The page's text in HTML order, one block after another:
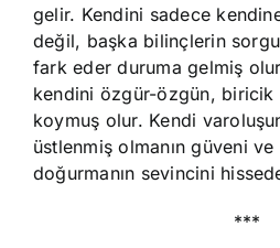
gelir. Kendini sadece
değil, başka bilinçlerin
fark eder duruma gelmiş
kendini özgür-özgün, biricik
koymuş olur. Kendi
üstlenmiş olmanın güveni
doğurmanın sevincini
***